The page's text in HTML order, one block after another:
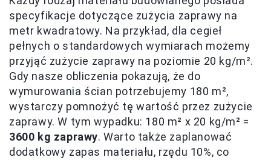
specyfikacje dotyczące zużycia zaprawy na
metr kwadratowy. Na przykład, dla cegieł
pełnych o standardowych wymiarach możemy
przyjąć zużycie zaprawy na poziomie 20 kg/m².
Gdy nasze obliczenia pokazują, że do
wymurowania ścian potrzebujemy 180 m²,
wystarczy pomnożyć tę wartość przez zużycie
zaprawy. W tym wypadku: 180 m² x 20 kg/m² =
3600 kg zaprawy. Warto także zaplanować
dodatkowy zapas materiału, rzędu 10%, co